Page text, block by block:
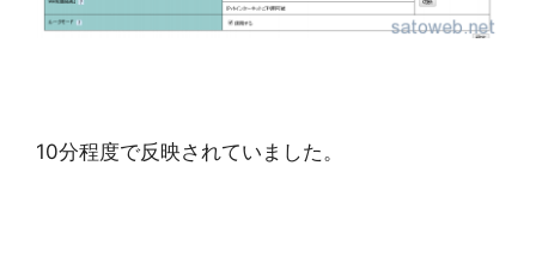
10分程度で反映されていました。